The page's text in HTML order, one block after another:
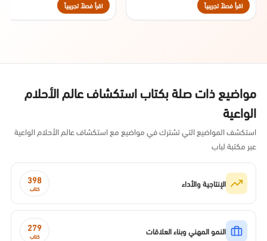
اقرأ فصلاً تجريبياً اقرأ فصلاً تجريبياً
مواضيع ذات صلة بكتاب استكشاف عالم الأحلام
الواعية
استكشف المواضيع التي تشترك في مواضيع مع استكشاف عالم الأحلام الواعية
عبر مكتبة لباب
الإنتاجية والأداء 398
كتاب
النمو المهني وبناء العلاقات 279
كتاب